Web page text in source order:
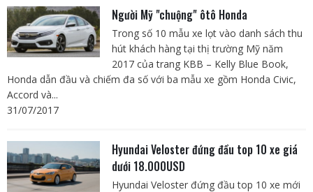
Người Mỹ "chuộng" ôtô Honda
Trong số 10 mẫu xe lọt vào danh sách thu
hút khách hàng tại thị trường Mỹ năm
2017 của trang KBB – Kelly Blue Book,
Honda dẫn đầu và chiếm đa số với ba mẫu xe gồm Honda Civic,
Accord và...
31/07/2017
Hyundai Veloster đứng đầu top 10 xe giá
dưới 18.000USD
Hyundai Veloster đứng đầu top 10 xe mới